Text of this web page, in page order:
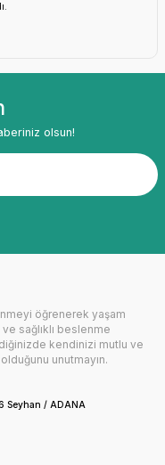
olsun!
öğrenerek yaşam
sağlıklı beslenme
kendinizi mutlu ve
unutmayın.
Seyhan / ADANA